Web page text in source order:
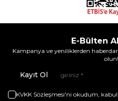
E-Bülten
Kampanya ve yeniliklerden
olun!
Kayıt Ol
KVKK Sözleşmesi'ni okudum, kabul